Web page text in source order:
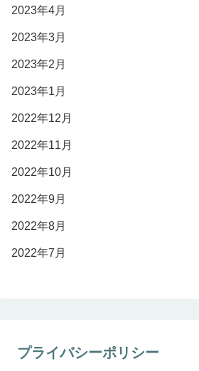
2023年4月
2023年3月
2023年2月
2023年1月
2022年12月
2022年11月
2022年10月
2022年9月
2022年8月
2022年7月
プライバシーポリシー